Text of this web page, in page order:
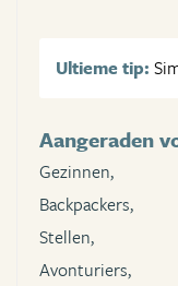
Ultieme tip:
Aangeraden
Gezinnen,
Backpackers,
Stellen,
Avonturiers,